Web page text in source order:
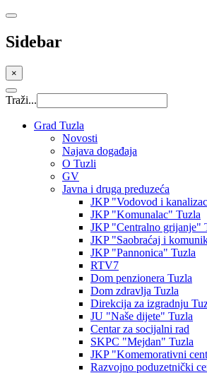
Sidebar
×
Traži...
Grad Tuzla
Novosti
Najava događaja
O Tuzli
GV
Javna i druga preduzeća
JKP "Vodovod i
JKP "Komunalac" Tuzla
JKP "Centralno grijanje"
JKP "Saobraćaj i
JKP "Pannonica" Tuzla
RTV7
Dom penzionera Tuzla
Dom zdravlja Tuzla
Direkcija za izgradnju
JU "Naše dijete" Tuzla
Centar za socijalni rad
SKPC "Mejdan" Tuzla
JKP "Komemorativni
Razvojno poduzetnički